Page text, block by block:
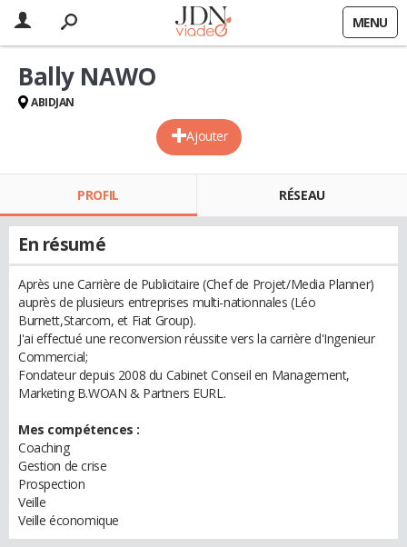
MENU
Ajouter
Bally NAWO
ABIDJAN
PROFIL RÉSEAU
En résumé
Après une Carrière de Publicitaire (Chef de Projet/Media Planner)
auprès de plusieurs entreprises multi-nationnales (Léo
Burnett,Starcom, et Fiat Group).
J'ai effectué une reconversion réussite vers la carrière d'Ingenieur
Commercial;
Fondateur depuis 2008 du Cabinet Conseil en Management,
Marketing B.WOAN & Partners EURL.
Mes compétences :
Coaching
Gestion de crise
Prospection
Veille
Veille économique